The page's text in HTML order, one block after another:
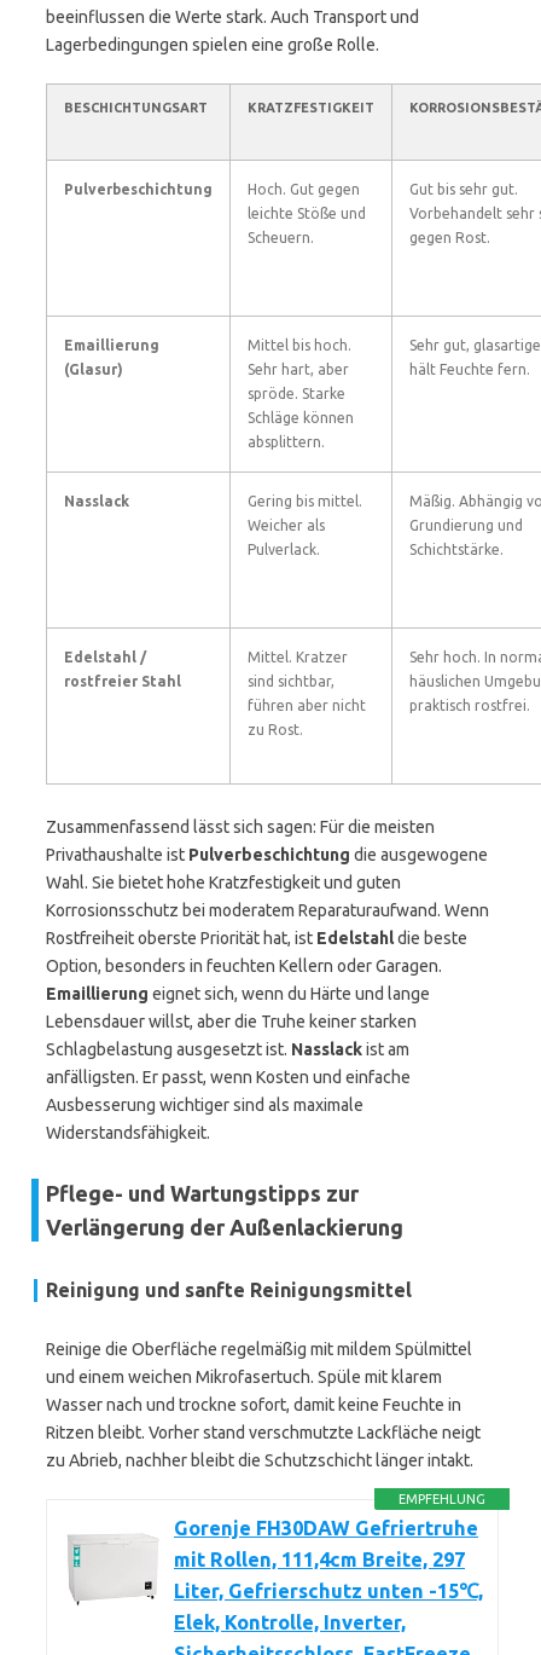
beeinflussen die Werte stark. Auch Transport und
Lagerbedingungen spielen eine große Rolle.
BESCHICHTUNGSART KRATZFESTIGKEIT
Pulverbeschichtung
Hoch. Gut gegen
leichte Stöße und
Scheuern.
Gut bis sehr gut.
Vorbehandelt sehr
gegen Rost.
Emaillierung
(Glasur)
Mittel bis hoch.
Sehr hart, aber
spröde. Starke
Schläge können
absplittern.
Sehr gut,
hält Feuchte fern.
Nasslack
Gering bis mittel.
Weicher als
Pulverlack.
Mäßig. Abhängig
Grundierung und
Schichtstärke.
Edelstahl /
rostfreier Stahl
Mittel. Kratzer
sind sichtbar,
führen aber nicht
zu Rost.
Sehr hoch. In
häuslichen
praktisch rostfrei.
Zusammenfassend lässt sich sagen: Für die meisten
Privathaushalte ist Pulverbeschichtung die ausgewogene
Wahl. Sie bietet hohe Kratzfestigkeit und guten
Korrosionsschutz bei moderatem Reparaturaufwand. Wenn
Rostfreiheit oberste Priorität hat, ist Edelstahldie beste
Option, besonders in feuchten Kellern oder Garagen.
Emaillierung eignet sich, wenn du Härte und lange
Lebensdauer willst, aber die Truhe keiner starken
Schlagbelastung ausgesetzt ist. Nasslackist am
anfälligsten. Er passt, wenn Kosten und einfache
Ausbesserung wichtiger sind als maximale
Widerstandsfähigkeit.
Pflege- und Wartungstipps zur
Verlängerung der Außenlackierung
Reinigung und sanfte Reinigungsmittel
Reinige die Oberfläche regelmäßig mit mildem Spülmittel
und einem weichen Mikrofasertuch. Spüle mit klarem
Wasser nach und trockne sofort, damit keine Feuchte in
Ritzen bleibt. Vorher stand verschmutzte Lackfläche neigt
zu Abrieb, nachher bleibt die Schutzschicht länger intakt.
EMPFEHLUNG
Gorenje FH30DAW Gefriertruhe
mit Rollen, 111,4cm Breite, 297
Liter, Gefrierschutz unten -15℃,
Elek, Kontrolle, Inverter,